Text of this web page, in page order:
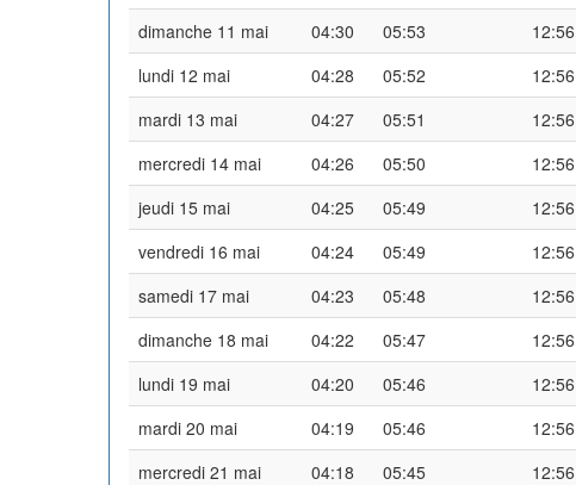
dimanche 11 mai
04:30 05:53 12:56
lundi 12 mai
04:28 05:52 12:56
mardi 13 mai
04:27 05:51 12:56
mercredi 14 mai
04:26 05:50 12:56
jeudi 15 mai
04:25 05:49 12:56
vendredi 16 mai
04:24 05:49 12:56
samedi 17 mai
04:23 05:48 12:56
dimanche 18 mai
04:22 05:47 12:56
lundi 19 mai
04:20 05:46 12:56
mardi 20 mai
04:19 05:46 12:56
mercredi 21 mai
04:18 05:45 12:56